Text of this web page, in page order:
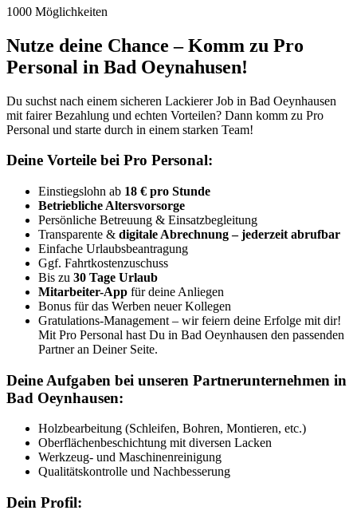
1000 Möglichkeiten
Nutze deine Chance – Komm zu Pro
Personal in Bad Oeynahusen!
Du suchst nach einem sicheren Lackierer Job in Bad Oeynhausen
mit fairer Bezahlung und echten Vorteilen? Dann komm zu Pro
Personal und starte durch in einem starken Team!
Deine Vorteile bei Pro Personal:
Einstiegslohn ab 18 € pro Stunde
Betriebliche Altersvorsorge
Persönliche Betreuung & Einsatzbegleitung
Transparente & digitale Abrechnung – jederzeit abrufbar
Einfache Urlaubsbeantragung
Ggf. Fahrtkostenzuschuss
Bis zu 30 Tage Urlaub
Mitarbeiter-App für deine Anliegen
Bonus für das Werben neuer Kollegen
Gratulations-Management – wir feiern deine Erfolge mit dir!
Mit Pro Personal hast Du in Bad Oeynhausen den passenden
Partner an Deiner Seite.
Deine Aufgaben bei unseren Partnerunternehmen in
Bad Oeynhausen:
Holzbearbeitung (Schleifen, Bohren, Montieren, etc.)
Oberflächenbeschichtung mit diversen Lacken
Werkzeug- und Maschinenreinigung
Qualitätskontrolle und Nachbesserung
Dein Profil: